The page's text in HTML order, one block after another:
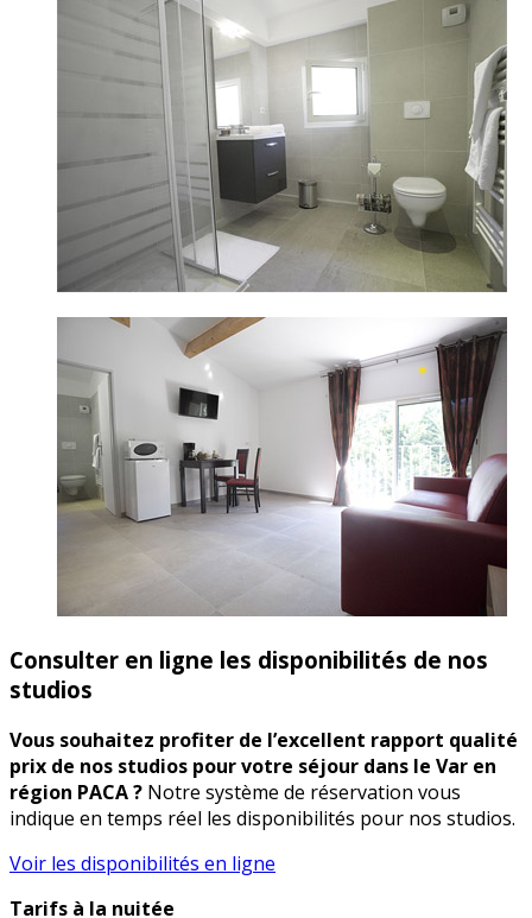
Consulter en ligne les disponibilités de nos
studios
Vous souhaitez profiter de l’excellent rapport qualité
prix de nos studios pour votre séjour dans le Var en
région PACA ? Notre système de réservation vous
indique en temps réel les disponibilités pour nos studios.
Voir les disponibilités en ligne
Tarifs à la nuitée